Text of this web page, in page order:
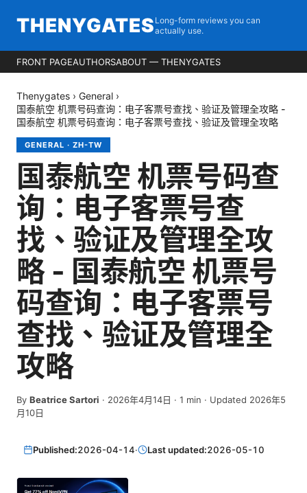
THENYGATES Long-form reviews you can
actually use.
FRONT PAGEAUTHORSABOUT — THENYGATES
Thenygates › General ›
国泰航空 机票号码查询：电子客票号查找、验证及管理全攻略 -
国泰航空 机票号码查询：电子客票号查找、验证及管理全攻略
GENERAL · ZH-TW
国泰航空 机票号码查
询：电子客票号查
找、验证及管理全攻
略 - 国泰航空 机票号
码查询：电子客票号
查找、验证及管理全
攻略
By Beatrice Sartori · 2026年4月14日 · 1 min · Updated 2026年5
月10日
Published:2026-04-14· Last updated:2026-05-10